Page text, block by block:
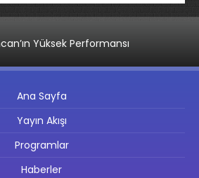
Yüksek Performansı
Ana Sayfa
Yayın Akışı
Programlar
Haberler